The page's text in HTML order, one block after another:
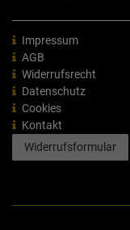
Impressum
AGB
Widerrufsrecht
Datenschutz
Cookies
Kontakt
Widerrufsformular